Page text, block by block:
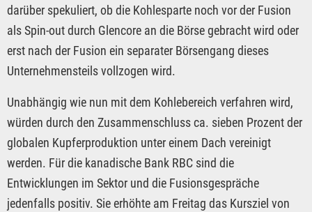
darüber spekuliert, ob die Kohlesparte noch vor der Fusion
als Spin-out durch Glencore an die Börse gebracht wird oder
erst nach der Fusion ein separater Börsengang dieses
Unternehmensteils vollzogen wird.
Unabhängig wie nun mit dem Kohlebereich verfahren wird,
würden durch den Zusammenschluss ca. sieben Prozent der
globalen Kupferproduktion unter einem Dach vereinigt
werden. Für die kanadische Bank RBC sind die
Entwicklungen im Sektor und die Fusionsgespräche
jedenfalls positiv. Sie erhöhte am Freitag das Kursziel von